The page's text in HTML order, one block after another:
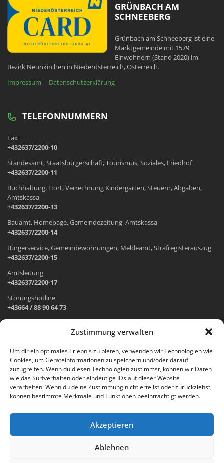
Zustimmung verwalten
Um dir ein optimales Erlebnis zu bieten, verwenden wir Technologien wie
Cookies, um Geräteinformationen zu speichern und/oder darauf
zuzugreifen. Wenn du diesen Technologien zustimmst, können wir Daten
wie das Surfverhalten oder eindeutige IDs auf dieser Website
verarbeiten. Wenn du deine Zustimmung nicht erteilst oder zurückziehst,
können bestimmte Merkmale und Funktionen beeinträchtigt werden.
Akzeptieren
Ablehnen
GRÜNBACH AM
SCHNEEBERG
Grünbach am Schneeberg ist eine
Marktgemeinde mit 1579
Einwohnern (Stand 2020) im
Bezirk Neunkirchen in Niederösterreich, Österreich.
Impressum
Datenschutzerklärung
TELEFONNUMMERN
Fax
+432637/2200-10
Standesamt, Staatsbürgerschaft, Tourismus, Soziales, Friedhof
+432637/2200-11
Buchhaltung, Hort, Verrechnung Kindergarten, Steuern, Abgaben,
Amtskassa
+432637/2200-13
Bauamt, Homepage, Gemeindezeitung, Amtskassa
+432637/2200-14
Bürgerservice, Gemeindewohnungen, Meldeamt, Strafregisterauszug
+432637/2200-15
Amtsleitung
+432637/2200-17
Störungshotline
+43664 / 88 90 64 73
Wr. Neustädter Straße 1
2733 Grünbach am Schneeberg
Öffnungszeiten Gemeindeamt:
Montag: 8.00 – 12.00 Uhr und 14.00 – 18.00 Uhr
Freitag: 8.00 – 12.00 Uhr
Email: